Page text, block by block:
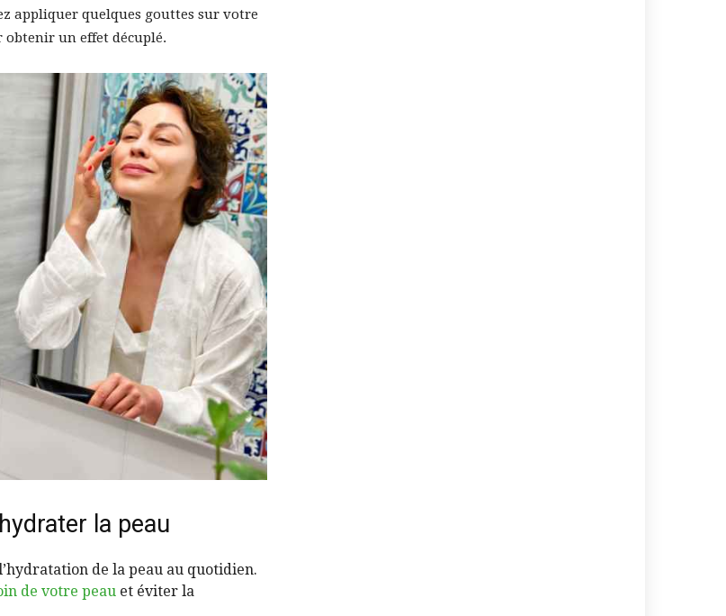
appliquer quelques gouttes sur votre
un effet décuplé.
la peau
de la peau au quotidien.
de votre peau et éviter la